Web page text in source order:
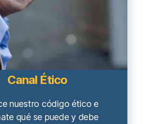
Canal Ético
nuestro código ético e
qué se puede y debe